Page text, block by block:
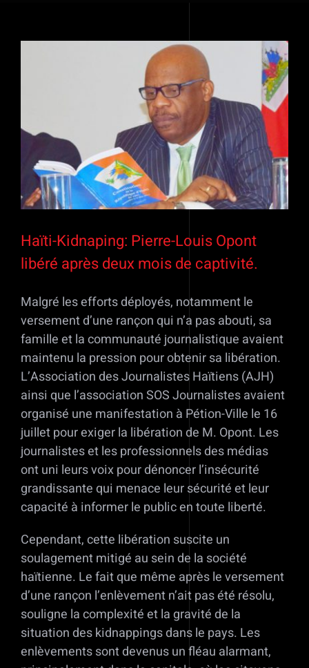
Haïti-Kidnaping: Pierre-Louis Opont
libéré après deux mois de captivité.
Malgré les efforts déployés, notamment le
versement d’une rançon qui n’a pas abouti, sa
famille et la communauté journalistique avaient
maintenu la pression pour obtenir sa libération.
L’Association des Journalistes Haïtiens (AJH)
ainsi que l’association SOS Journalistes avaient
organisé une manifestation à Pétion-Ville le 16
juillet pour exiger la libération de M. Opont. Les
journalistes et les professionnels des médias
ont uni leurs voix pour dénoncer l’insécurité
grandissante qui menace leur sécurité et leur
capacité à informer le public en toute liberté.
Cependant, cette libération suscite un
soulagement mitigé au sein de la société
haïtienne. Le fait que même après le versement
d’une rançon l’enlèvement n’ait pas été résolu,
souligne la complexité et la gravité de la
situation des kidnappings dans le pays. Les
enlèvements sont devenus un fléau alarmant,